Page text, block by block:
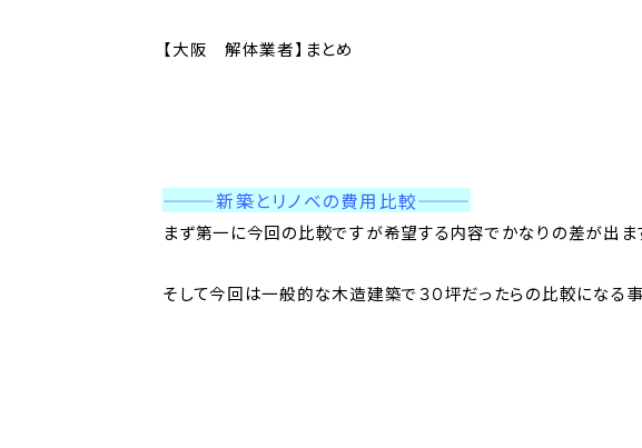
【大阪 解体業者】まとめ
———新築とリノベの費用比較———
まず第一に今回の比較ですが希望する内容でかなりの差が出ま
そして今回は一般的な木造建築で３０坪だったらの比較になる事